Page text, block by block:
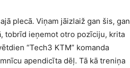
plecā. Viņam jāizlaiž gan šis, gan
tobrīd ieņemot otro pozīciju, krita
“Tech3 KTM” komanda
apendicīta dēļ. Tā kā treniņa